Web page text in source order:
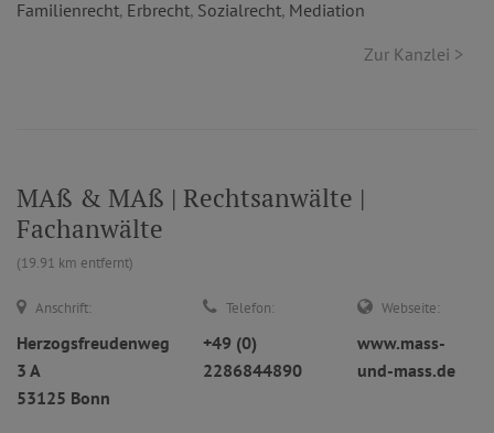
Familienrecht, Erbrecht, Sozialrecht, Mediation
Zur Kanzlei >
MAß & MAß | Rechtsanwälte |
Fachanwälte
(19.91 km entfernt)
Anschrift:
Herzogsfreudenweg
3 A
53125 Bonn
Telefon:
+49 (0)
2286844890
Webseite:
www.mass-
und-mass.de